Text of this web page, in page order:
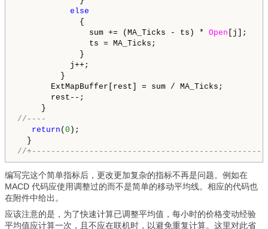
else
{
sum += (MA_Ticks - ts) * Open [j];
ts = MA_Ticks;
}
j++;
}
ExtMapBuffer[rest] = sum / MA_Ticks;
rest--;
//----
return (0 );
//
编写完这个简单指标后，更改更加复杂的指标不再是问题。例如在
MACD 代码应使用调整过的而不是简单的移动平均线。相应的代码也
在附件中给出。
应该注意的是，为了快速计算已调整平均值，每小时的价格变动经验
平均值应计算一次，且不应在联机时，以避免重复计算。这里对此省